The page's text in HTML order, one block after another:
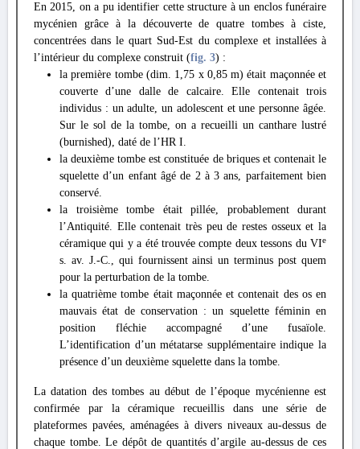
En 2015, on a pu identifier cette structure à un enclos funéraire
mycénien grâce à la découverte de quatre tombes à ciste,
concentrées dans le quart Sud-Est du complexe et installées à
l’intérieur du complexe construit (fig. 3) :
la première tombe (dim. 1,75 x 0,85 m) était maçonnée et
couverte d’une dalle de calcaire. Elle contenait trois
individus : un adulte, un adolescent et une personne âgée.
Sur le sol de la tombe, on a recueilli un canthare lustré
(burnished), daté de l’HR I.
la deuxième tombe est constituée de briques et contenait le
squelette d’un enfant âgé de 2 à 3 ans, parfaitement bien
conservé.
la troisième tombe était pillée, probablement durant
l’Antiquité. Elle contenait très peu de restes osseux et la
céramique qui y a été trouvée compte deux tessons du VIe
s. av. J.-C., qui fournissent ainsi un terminus post quem
pour la perturbation de la tombe.
la quatrième tombe était maçonnée et contenait des os en
mauvais état de conservation : un squelette féminin en
position fléchie accompagné d’une fusaïole.
L’identification d’un métatarse supplémentaire indique la
présence d’un deuxième squelette dans la tombe.
La datation des tombes au début de l’époque mycénienne est
confirmée par la céramique recueillis dans une série de
plateformes pavées, aménagées à divers niveaux au-dessus de
chaque tombe. Le dépôt de quantités d’argile au-dessus de ces